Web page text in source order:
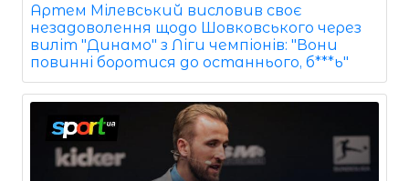
Артем Мілевський висловив своє
незадоволення щодо Шовковського через
виліт "Динамо" з Ліги чемпіонів: "Вони
повинні боротися до останнього, б***ь"